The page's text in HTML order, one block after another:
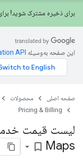
برای ذخیره مشترک شوید!
این صفحه به‌وسیله
صفحه اصلی محصولات
Pricing & Billing
Maps
bookmark_border